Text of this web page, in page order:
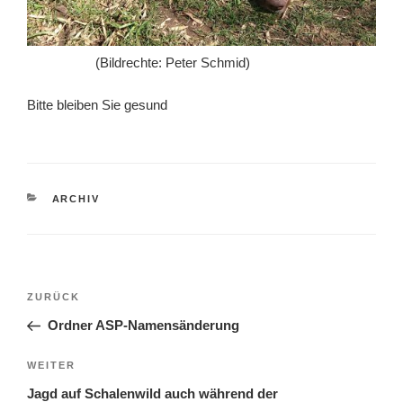
(Bildrechte: Peter Schmid)
Bitte bleiben Sie gesund
KATEGORIEN
ARCHIV
Beitragsnavigation
Vorheriger
Beitrag
ZURÜCK
Ordner ASP-Namensänderung
Nächster
Beitrag
WEITER
Jagd auf Schalenwild auch während der